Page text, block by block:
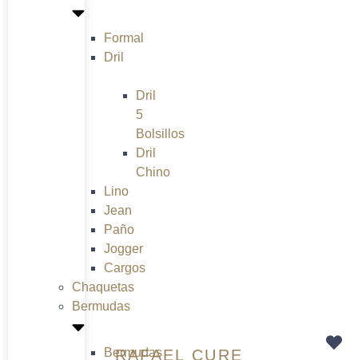
Formal
Dril
Dril
5
Bolsillos
Dril
Chino
Lino
Jean
Paño
Jogger
Cargos
Chaquetas
Bermudas
Bermudas
RAFAEL CURE